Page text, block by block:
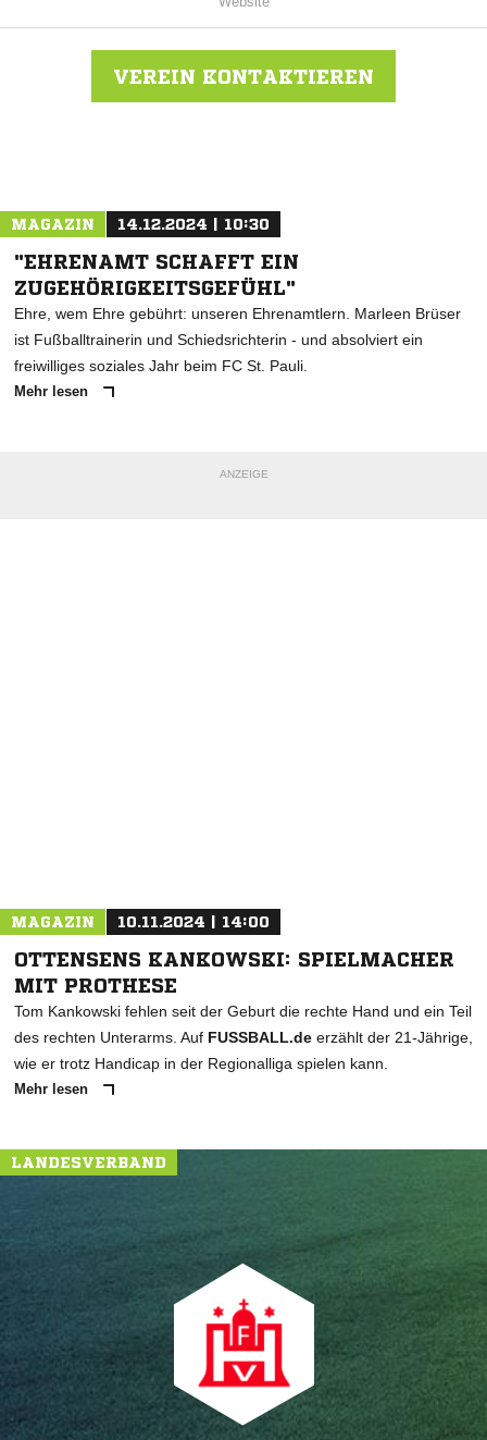
VEREIN KONTAKTIEREN
MAGAZIN 14.12.2024 | 10:30
"EHRENAMT SCHAFFT EIN
ZUGEHÖRIGKEITSGEFÜHL"
Ehre, wem Ehre gebührt: unseren Ehrenamtlern. Marleen Brüser
ist Fußballtrainerin und Schiedsrichterin - und absolviert ein
freiwilliges soziales Jahr beim FC St. Pauli.
Mehr lesen
ANZEIGE
MAGAZIN 10.11.2024 | 14:00
OTTENSENS KANKOWSKI: SPIELMACHER
MIT PROTHESE
Tom Kankowski fehlen seit der Geburt die rechte Hand und ein Teil
des rechten Unterarms. Auf FUSSBALL.de erzählt der 21-Jährige,
wie er trotz Handicap in der Regionalliga spielen kann.
Mehr lesen
LANDESVERBAND